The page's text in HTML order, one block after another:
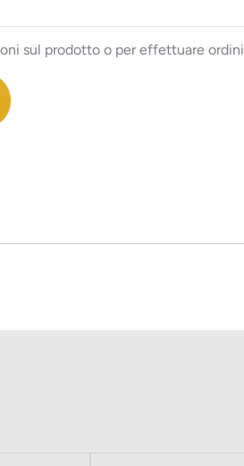
sul prodotto o per effettuare ordini